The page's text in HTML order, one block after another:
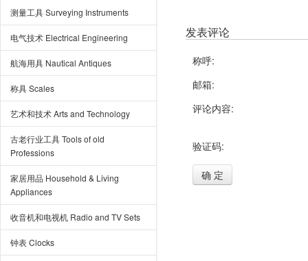
测量工具 Surveying Instruments
电气技术 Electrical Engineering
航海用具 Nautical Antiques
称具 Scales
艺术和技术 Arts and Technology
古老行业工具 Tools of old
Professions
家居用品 Household & Living
Appliances
收音机和电视机 Radio and TV Sets
钟表 Clocks
发表评论
称呼:
邮箱:
评论内容:
验证码:
确 定